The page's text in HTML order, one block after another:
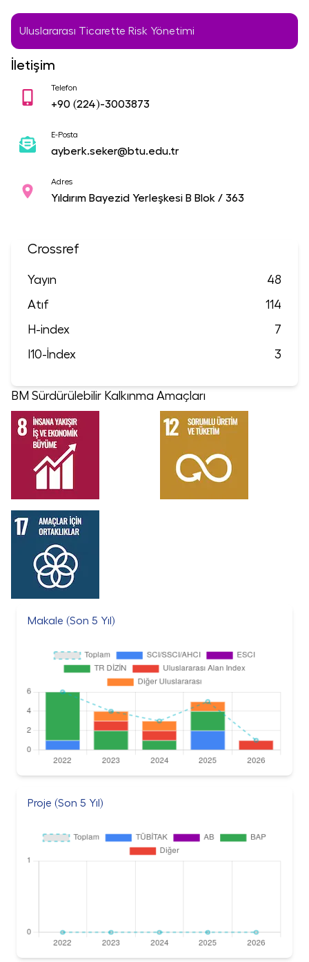
Uluslararası Ticarette Risk Yönetimi
İletişim
Telefon
+90 (224)-3003873
E-Posta
ayberk.seker@btu.edu.tr
Adres
Yıldırım Bayezid Yerleşkesi B Blok / 363
Crossref
Yayın
48
Atıf
114
H-index
7
I10-İndex
3
BM Sürdürülebilir Kalkınma Amaçları
Makale (Son 5 Yıl)
Proje (Son 5 Yıl)